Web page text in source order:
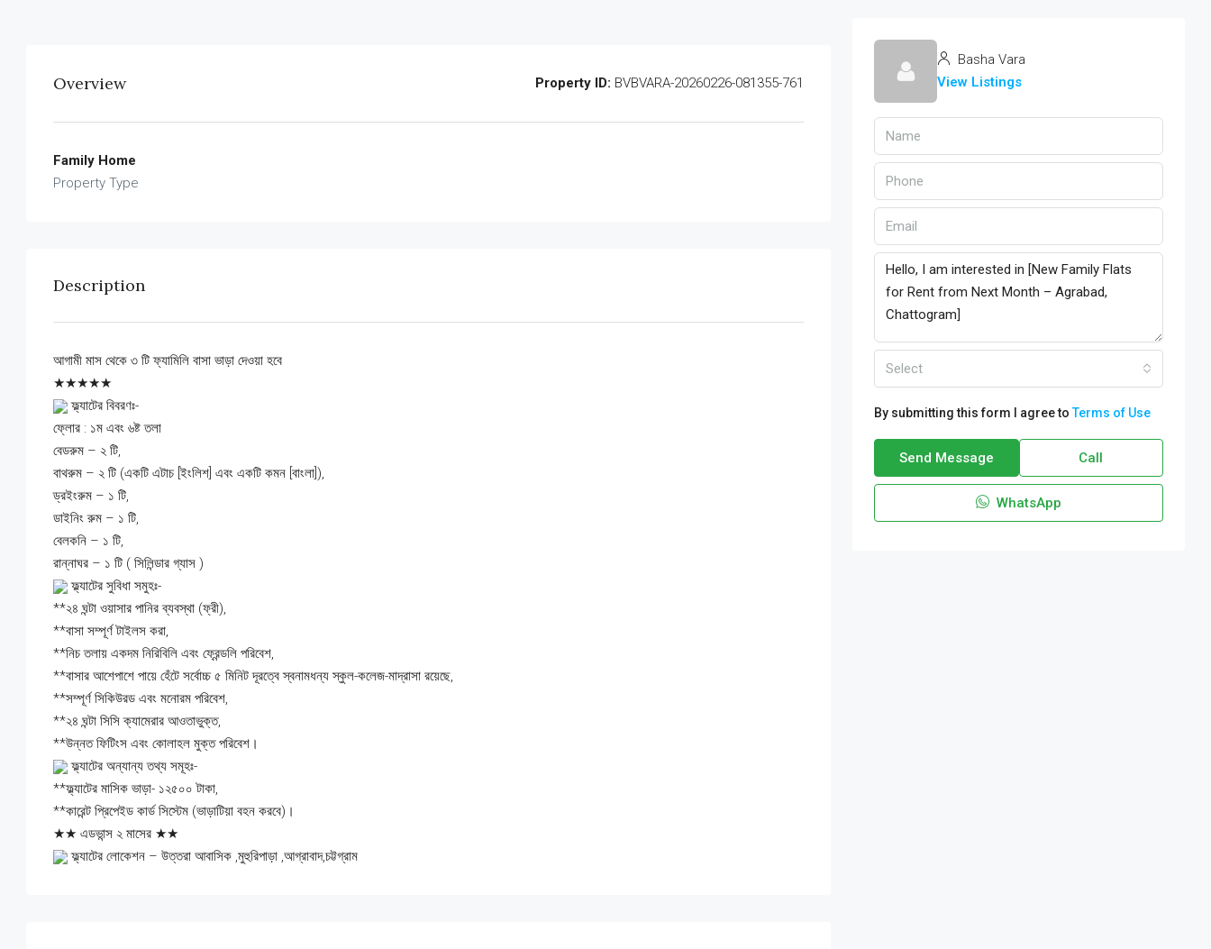
Overview Property ID: BVBVARA-20260226-081355-761
Family Home
Property Type
Description
আগামী মাস থেকে ৩ টি ফ্যামিলি বাসা ভাড়া দেওয়া হবে
★★★★★
ফ্ল্যাটের বিবরণঃ-
ফ্লোর : ১ম এবং ৬ষ্ট তলা
বেডরুম – ২ টি,
বাথরুম – ২ টি (একটি এটাচ [ইংলিশ] এবং একটি কমন [বাংলা]),
ড্রইংরুম – ১ টি,
ডাইনিং রুম – ১ টি,
বেলকনি – ১ টি,
রান্নাঘর – ১ টি ( সিলিন্ডার গ্যাস )
ফ্ল্যাটের সুবিধা সমুহঃ-
**২৪ ঘন্টা ওয়াসার পানির ব্যবস্থা (ফ্রী),
**বাসা সম্পূর্ণ টাইলস করা,
**নিচ তলায় একদম নিরিবিলি এবং ফ্রেন্ডলি পরিবেশ,
**বাসার আশেপাশে পায়ে হেঁটে সর্বোচ্চ ৫ মিনিট দূরত্বে স্বনামধন্য স্কুল-কলেজ-মাদ্রাসা রয়েছে,
**সম্পূর্ণ সিকিউরড এবং মনোরম পরিবেশ,
**২৪ ঘন্টা সিসি ক্যামেরার আওতাভুক্ত,
**উন্নত ফিটিংস এবং কোলাহল মুক্ত পরিবেশ।
ফ্ল্যাটের অন্যান্য তথ্য সমূহঃ-
**ফ্ল্যাটের মাসিক ভাড়া- ১২৫০০ টাকা,
**কারেন্ট প্রিপেইড কার্ড সিস্টেম (ভাড়াটিয়া বহন করবে)।
★★ এডভান্স ২ মাসের ★★
ফ্ল্যাটের লোকেশন – উত্তরা আবাসিক ,মুহুরিপাড়া ,আগ্রাবাদ,চট্টগ্রাম
Basha Vara
View Listings
Select
By submitting this form I agree toTerms of Use
Send Message Call
WhatsApp